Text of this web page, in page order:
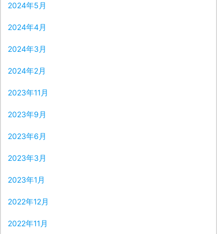
2024年5月
2024年4月
2024年3月
2024年2月
2023年11月
2023年9月
2023年6月
2023年3月
2023年1月
2022年12月
2022年11月